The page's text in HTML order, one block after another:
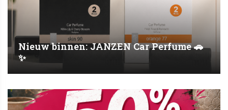
Nieuw binnen: JANZEN Car Perfume 🚗
✨